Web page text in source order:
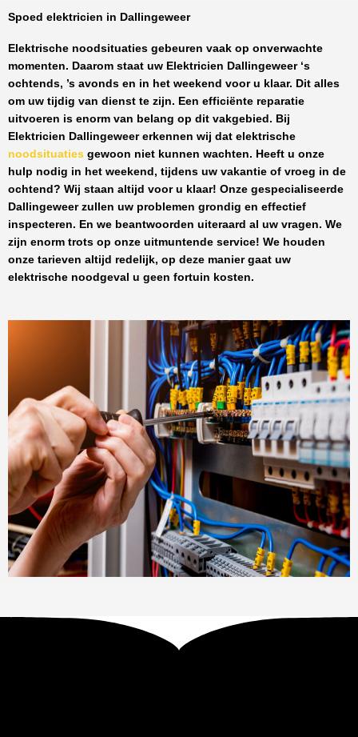
Spoed elektricien in Dallingeweer
Elektrische noodsituaties gebeuren vaak op onverwachte
momenten. Daarom staat uw Elektricien Dallingeweer‘s
ochtends, ’s avonds en in het weekend voor u klaar. Dit alles
om uw tijdig van dienst te zijn. Een efficiënte reparatie
uitvoeren is enorm van belang op dit vakgebied. Bij
Elektricien Dallingeweererkennen wij dat elektrische
noodsituaties gewoon niet kunnen wachten. Heeft u onze
hulp nodig in het weekend, tijdens uw vakantie of vroeg in de
ochtend? Wij staan altijd voor u klaar! Onze gespecialiseerde
Dallingeweerzullen uw problemen grondig en effectief
inspecteren. En we beantwoorden uiteraard al uw vragen. We
zijn enorm trots op onze uitmuntende service! We houden
onze tarieven altijd redelijk, op deze manier gaat uw
elektrische noodgeval u geen fortuin kosten.